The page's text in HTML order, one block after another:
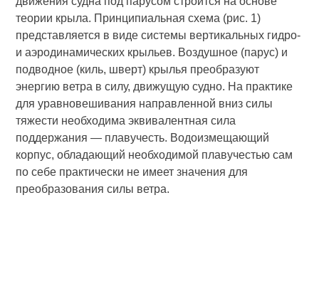
теории крыла. Принципиальная схема (рис. 1)
представляется в виде системы вертикальных гидро-
и аэродинамических крыльев. Воздушное (парус) и
подводное (киль, шверт) крылья преобразуют
энергию ветра в силу, движущую судно. На практике
для уравновешивания направленной вниз силы
тяжести необходима эквивалентная сила
поддержания — плавучесть. Водоизмещающий
корпус, обладающий необходимой плавучестью сам
по себе практически не имеет значения для
преобразования силы ветра.